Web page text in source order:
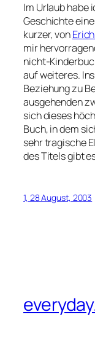
Im Urlaub habe
Geschichte
kurzer, von
mir
nicht-
auf weiteres.
Beziehung zu
ausgehenden
sich dieses
Buch, in dem
sehr tragische
des Titels gibt
1, 28 August, 2003